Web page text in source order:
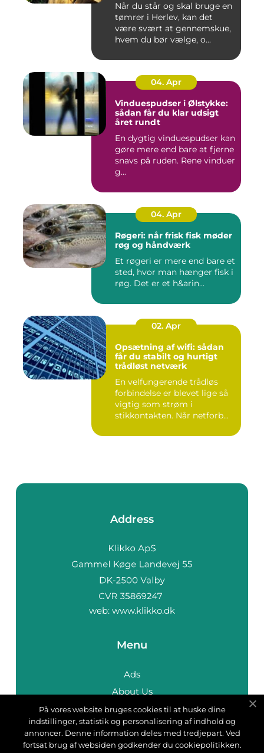
Når du står og skal bruge en
tømrer i Herlev, kan det
være svært at gennemskue,
hvem du bør vælge, o...
04. Apr
Vinduespudser i Ølstykke:
sådan får du klar udsigt
året rundt
En dygtig vinduespudser kan
gøre mere end bare at fjerne
snavs på ruden. Rene vinduer
g...
04. Apr
Røgeri: når frisk fisk møder
røg og håndværk
Et røgeri er mere end bare et
sted, hvor man hænger fisk i
røg. Det er et h&arin...
02. Apr
Opsætning af wifi: sådan
får du stabilt og hurtigt
trådløst netværk
En velfungerende trådløs
forbindelse er blevet lige så
vigtig som strøm i
stikkontakten. Når netforb...
Address
web: www.klikko.dk
Menu
Ads
About Us
Cookies
Contact
Sitemap
På vores website bruges cookies til at huske dine
indstillinger, statistik og personalisering af indhold og
annoncer. Denne information deles med tredjepart. Ved
fortsat brug af websiden godkender du cookiepolitikken.